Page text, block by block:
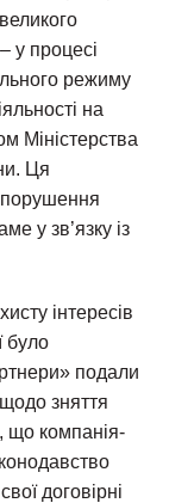
у процесі
режиму
на
Міністерства
Ця
порушення
у зв’язку із
інтересів
було
подали
зняття
що компанія-
договірні